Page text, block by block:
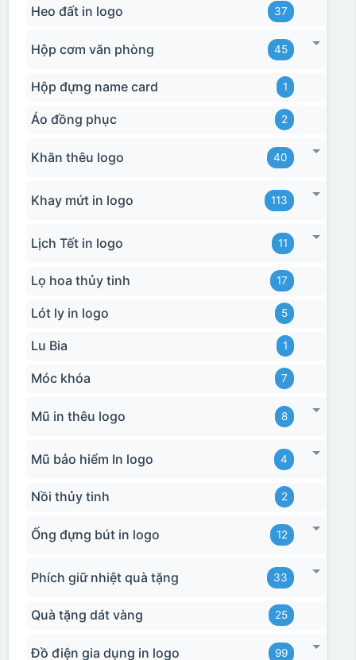
Heo đất in logo 37
Hộp cơm văn phòng 45
Hộp đựng name card 1
Áo đồng phục 2
Khăn thêu logo 40
Khay mứt in logo 113
Lịch Tết in logo 11
Lọ hoa thủy tinh 17
Lót ly in logo 5
Lu Bia 1
Móc khóa 7
Mũ in thêu logo 8
Mũ bảo hiểm In logo 4
Nồi thủy tinh 2
Ống đựng bút in logo 12
Phích giữ nhiệt quà tặng 33
Quà tặng dát vàng 25
Đồ điện gia dụng in logo 99